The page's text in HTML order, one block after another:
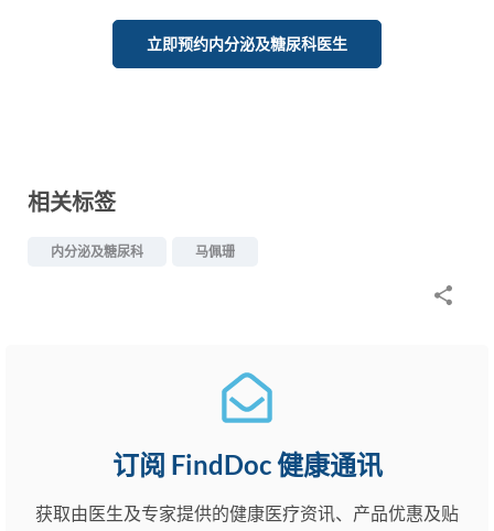
立即预约内分泌及糖尿科医生
相关标签
内分泌及糖尿科 马佩珊
订阅 FindDoc 健康通讯
获取由医生及专家提供的健康医疗资讯、产品优惠及贴